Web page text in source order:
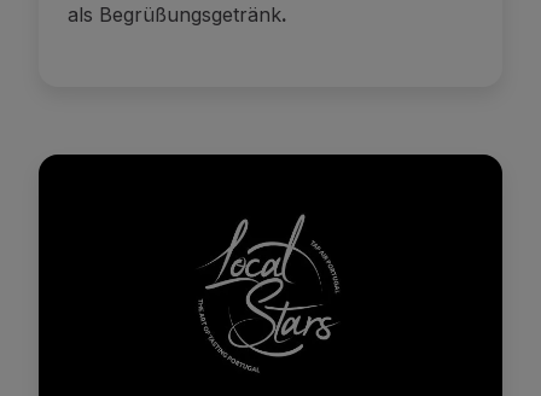
als Begrüßungsgetränk.